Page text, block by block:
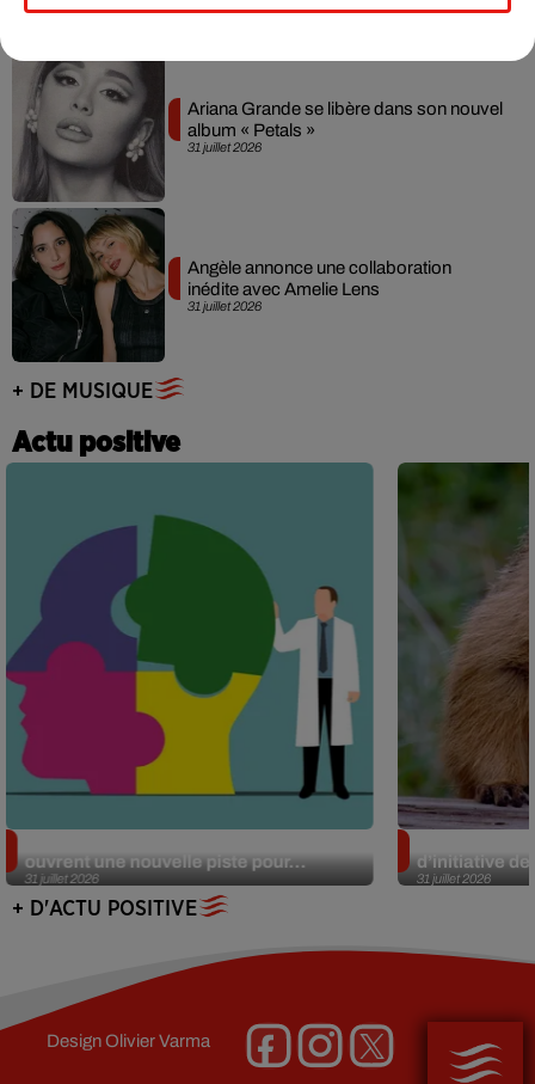
31 juillet 2026
Ariana Grande se libère dans son nouvel
album « Petals »
31 juillet 2026
Angèle annonce une collaboration
inédite avec Amelie Lens
+ DE MUSIQUE
Actu positive
31 juillet 2026
ouvrent une nouvelle piste pour...
31 juillet 2026
d’initiative
+ D'ACTU POSITIVE
DesignOlivier Varma